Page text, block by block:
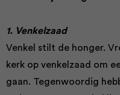
1. Venkelzaad
Venkel stilt de honger.
kerk op venkelzaad om
gaan. Tegenwoordig